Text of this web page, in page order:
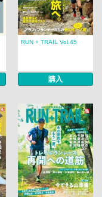
RUN + TRAIL Vol.45
購入